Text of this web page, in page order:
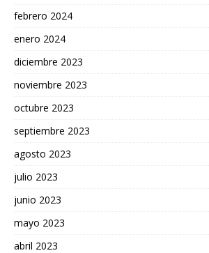
febrero 2024
enero 2024
diciembre 2023
noviembre 2023
octubre 2023
septiembre 2023
agosto 2023
julio 2023
junio 2023
mayo 2023
abril 2023